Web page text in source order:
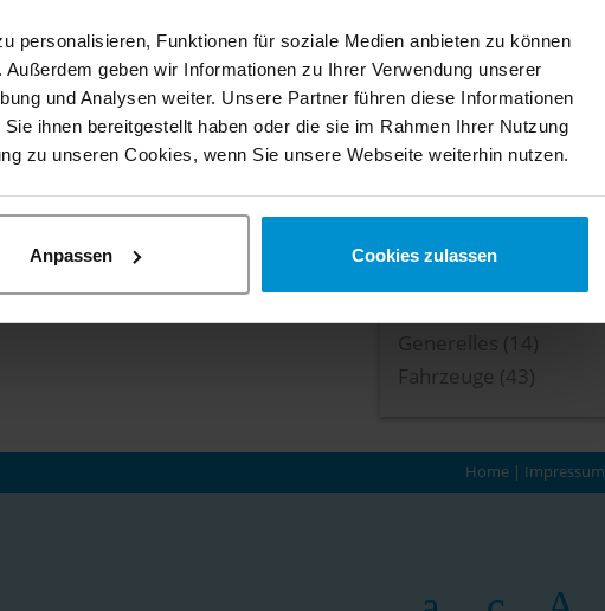
personalisieren, Funktionen für soziale Medien anbieten zu können
geben wir Informationen zu Ihrer Verwendung unserer
und Analysen weiter. Unsere Partner führen diese Informationen
ihnen bereitgestellt haben oder die sie im Rahmen Ihrer Nutzung
zu unseren Cookies, wenn Sie unsere Webseite weiterhin nutzen.
Anpassen Cookies zulassen
Neben der Lieferung
wodurch die
fortgesetzt
zur Verfügung.
Nächster Artikel
Februar 2013(1 Artikel)
Januar 2013(4 Artikel)
August 2012(1 Artikel)
Februar 2012(1 Artikel)
Generelles (14)
Fahrzeuge (43)
Home | Impressum